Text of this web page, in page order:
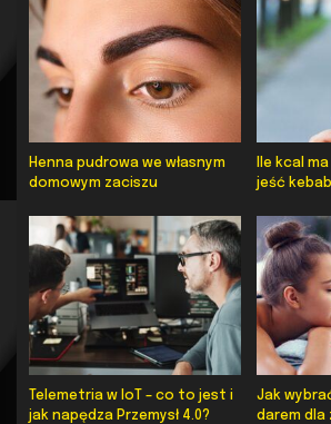
Henna pudrowa we własnym
domowym zaciszu
Ile kcal
jeść
Telemetria w IoT – co to jest i
jak napędza Przemysł 4.0?
Jak
darem dla